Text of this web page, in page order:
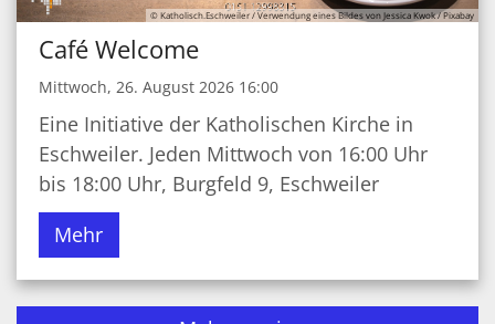
© Katholisch.Eschweiler / Verwendung eines Bildes von Jessica Kwok / Pixabay
Café Welcome
Mittwoch, 26. August 2026 16:00
Eine Initiative der Katholischen Kirche in
Eschweiler. Jeden Mittwoch von 16:00 Uhr
bis 18:00 Uhr, Burgfeld 9, Eschweiler
Mehr